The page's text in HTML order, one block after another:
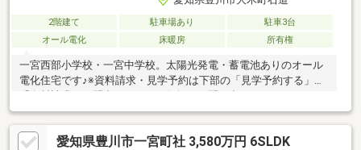
2階建て 駐車場あり
駐車3台
オール電化
床暖房 所有権
一宮西部小学校・一宮中学校。太陽光発電・蓄電池ありのオール
電化住宅です♪※資料請求・見学予約は下部の「見学予約する」
愛知県豊川市一宮町社 3,580万円 6SLDK